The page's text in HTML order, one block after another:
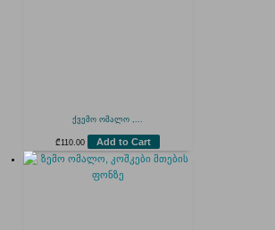
ქვემო ომალო ,...
₾110.00 Add to Cart